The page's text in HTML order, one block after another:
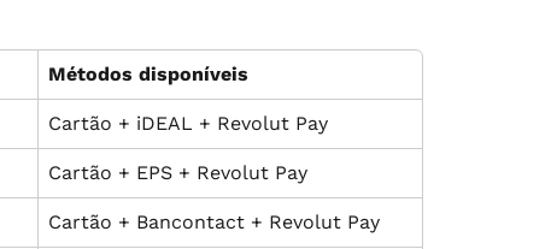
Métodos disponíveis
Cartão + iDEAL + Revolut Pay
Cartão + EPS + Revolut Pay
Cartão + Bancontact + Revolut Pay